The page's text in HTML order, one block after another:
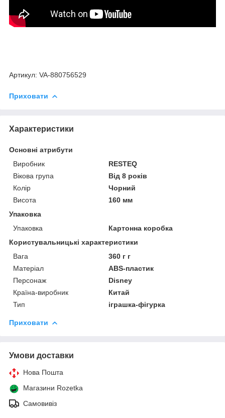
Артикул: VA-880756529
Приховати
Характеристики
Основні атрибути
Виробник
RESTEQ
Вікова група
Від 8 років
Колір
Чорний
Висота
160 мм
Упаковка
Упаковка
Картонна коробка
Користувальницькі характеристики
Вага
360 г г
Матеріал
ABS-пластик
Персонаж
Disney
Країна-виробник
Китай
Тип
іграшка-фігурка
Приховати
Умови доставки
Нова Пошта
Магазини Rozetka
Самовивіз